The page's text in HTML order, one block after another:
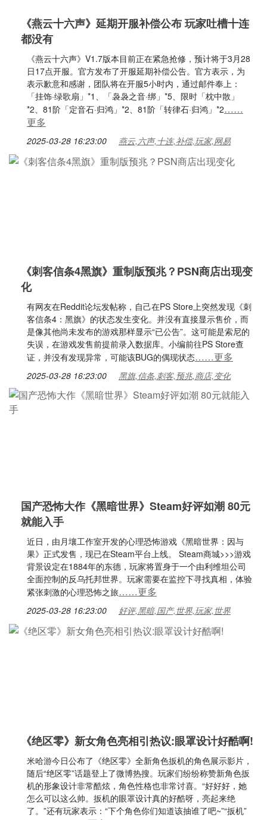
《燕云十六声》延期开服补偿公布 玩家吐槽十连
都没有
《燕云十六声》V1.7版本目前正在紧急抢修，预计将于3月28
日17点开服。官方发布了开服延期补偿公告。官方表示，为
表示歉意和感谢，团队将在开服5小时内，通过邮件奉上：
「挂饰·绿歌扇」*1、「袅袅之音·绑」*5、限时「枕中散」
*2、81阶「定音石·归鸿」*2、81阶「转律石·归鸿」*2……
更多
2025-03-28 16:23:00 燕云,六声,十连,补偿,玩家,网易
《刺客信条4黑旗》重制版预兆？PSN商店出现变
化
有网友在Reddit论坛发帖称，自己在PS Store上突然发现《刺
客信条4：黑旗》的状态发生变化。并没有直接显示售价，而
是像其他尚未发布的游戏那样显示“已公告”。这可能是索尼的
失误，在游戏发售前提前录入数据库。小编前往PS Store查
证，并没有发现异常，可能该BUG的偶现状态……更多
2025-03-28 16:23:00 黑旗,信条,刺客,预兆,商店,变化
国产恐怖大作《黑暗世界》Steam好评如潮 80元
就能入手
近日，由月壤工作室开发的心理恐怖游戏《黑暗世界：因与
果》正式发售，现已在Steam平台上线。 ​Steam商城>>>游戏
背景设定在1884年的东德，玩家将置身于一个由利维坦公司
全面控制的反乌托邦世界。玩家需要在监控下寻找真相，体验
紧张刺激的心理恐怖之旅……更多
2025-03-28 16:23:00 好评,黑暗,国产,世界,玩家,世界
《绝区零》新女角色亮相引热议:眼罩设计好酷啊!
米哈游今日公布了《绝区零》全新角色扳机的角色展示影片，
随后“绝区零”话题登上了微博热搜。玩家们纷纷称赞新角色扳
机的形象设计非常酷炫，角色性格也非常讨喜。“好好好，她
怎么可以这么帅。扳机的眼罩设计真的好酷呀，亮起来绝
了。”还有玩家表示：“下个角色你们知道该抽谁了吧~”“扳机”